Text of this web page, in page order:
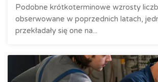
Podobne krótkoterminowe wzrosty
obserwowane w poprzednich latach,
przekładały się one na...